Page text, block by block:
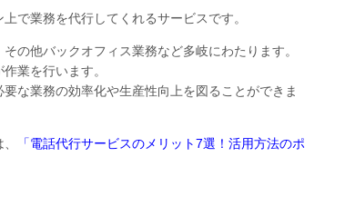
で業務を代行してくれるサービスです。
の他バックオフィス業務など多岐にわたります。
業を行います。
な業務の効率化や生産性向上を図ることができま
「電話代行サービスのメリット7選！活用方法のポ